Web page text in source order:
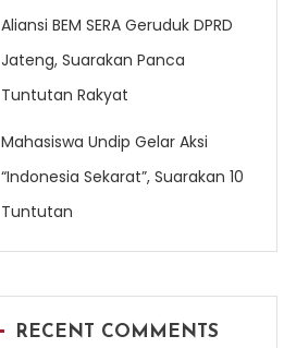
Aliansi BEM SERA Geruduk DPRD
Jateng, Suarakan Panca
Tuntutan Rakyat
Mahasiswa Undip Gelar Aksi
“Indonesia Sekarat”, Suarakan 10
Tuntutan
RECENT COMMENTS